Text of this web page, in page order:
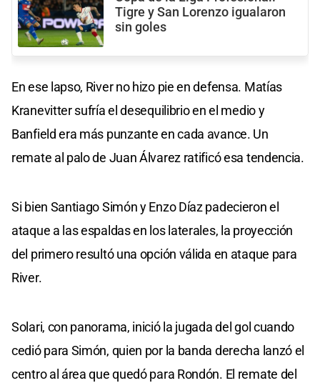
Tigre y San Lorenzo igualaron
sin goles
En ese lapso, River no hizo pie en defensa. Matías
Kranevitter sufría el desequilibrio en el medio y
Banfield era más punzante en cada avance. Un
remate al palo de Juan Álvarez ratificó esa tendencia.
Si bien Santiago Simón y Enzo Díaz padecieron el
ataque a las espaldas en los laterales, la proyección
del primero resultó una opción válida en ataque para
River.
Solari, con panorama, inició la jugada del gol cuando
cedió para Simón, quien por la banda derecha lanzó el
centro al área que quedó para Rondón. El remate del